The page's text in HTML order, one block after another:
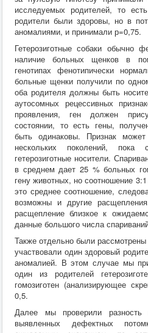
исследуемых родителей, то
родители были здоровы, но в
аномалиями, и принимали р=0,75.
Гетерозиготные собаки обычно
наличие больных щенков в
генотипах фенотипически
больные щенки получили по
оба родителя должны быть
аутосомных рецессивных
проявления, ген должен
состоянии, то есть гены,
быть одинаковы. Признак
нескольких поколений,
гетерозиготные носители.
в среднем дает 25 % больных
гену животных, но соотношение
это среднее соотношение,
возможны и другие
расщепление близкое к
данные большого числа
Также отдельно были рассмотрены
участвовали один здоровый
аномалией. В этом случае мы
один из родителей
гомозиготен (анализирующее
0,5.
Далее мы проверили
выявленных дефектных